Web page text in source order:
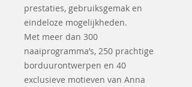
prestaties, gebruiksgemak en
eindeloze mogelijkheden.
Met meer dan 300
naaiprogramma’s, 250 prachtige
borduurontwerpen en 40
exclusieve motieven van Anna